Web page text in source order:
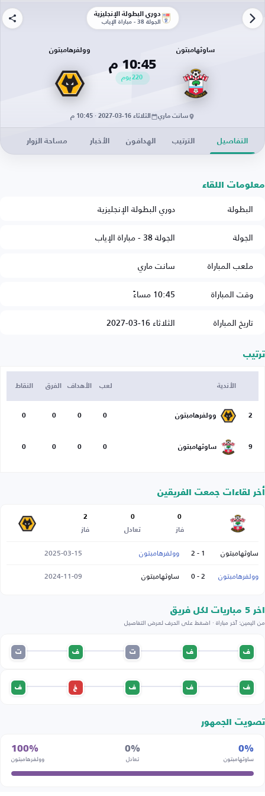
دوري البطولة الإنجليزية
الجولة 38 - مباراة الإياب
ساوثهامبتون
10:45 م
220يوم
وولفرهامبتون
سانت ماري الثلاثاء 16-03-2027 · 10:45 م
التفاصيل الترتيب الهدافون الأخبار مساحة الزوار
معلومات اللقاء
البطولة
دوري البطولة الإنجليزية
الجولة
الجولة 38 - مباراة الإياب
ملعب المباراة
سانت ماري
وقت المباراة
10:45 مساءً
تاريخ المباراة
الثلاثاء 16-03-2027
ترتيب
الأندية لعب الأهداف الفرق النقاط
2 وولفرهامبتون 0
0
0
0
9 ساوثهامبتون 0
0
0
0
أخر لقاءات جمعت الفريقين
0
فاز
0
تعادل
2
فاز
ساوثهامبتون 1 - 2 وولفرهامبتون
2025-03-15
وولفرهامبتون
2 - 0 ساوثهامبتون 2024-11-09
اخر 5 مباريات لكل فريق
من اليمين: آخر مباراة · اضغط على الحرف لعرض التفاصيل
ف ف ت ف ت
ف ف ف خ ف
تصويت الجمهور
0%
ساوثهامبتون
0%
تعادل
100%
وولفرهامبتون